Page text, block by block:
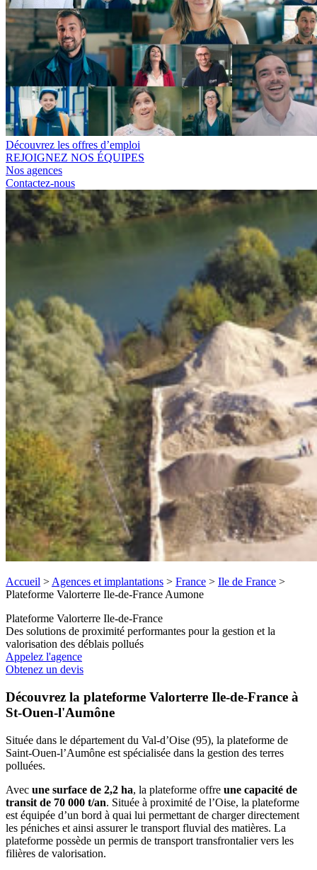
Découvrez les offres d’emploi
REJOIGNEZ NOS ÉQUIPES
Nos agences
Contactez-nous
Accueil > Agences et implantations > France > Ile de France >
Plateforme Valorterre Ile-de-France Aumone
Plateforme Valorterre Ile-de-France
Des solutions de proximité performantes pour la gestion et la
valorisation des déblais pollués
Appelez l'agence
Obtenez un devis
Découvrez la plateforme Valorterre Ile-de-France à
St-Ouen-l'Aumône
Située dans le département du Val-d’Oise (95), la plateforme de
Saint-Ouen-l’Aumône est spécialisée dans la gestion des terres
polluées.
Avec une surface de 2,2 ha, la plateforme offre une capacité de
transit de 70 000 t/an. Située à proximité de l’Oise, la plateforme
est équipée d’un bord à quai lui permettant de charger directement
les péniches et ainsi assurer le transport fluvial des matières. La
plateforme possède un permis de transport transfrontalier vers les
filières de valorisation.